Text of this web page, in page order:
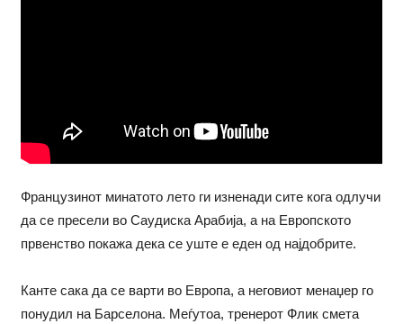
Французинот минатото лето ги изненади сите кога одлучи
да се пресели во Саудиска Арабија, а на Европското
првенство покажа дека се уште е еден од најдобрите.
Канте сака да се варти во Европа, а неговиот менаџер го
понудил на Барселона. Меѓутоа, тренерот Флик смета